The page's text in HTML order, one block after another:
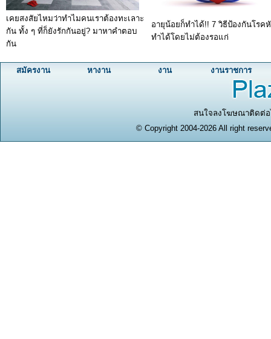
เคยสงสัยไหมว่าทำไมคนเราต้องทะเลาะ
กัน ทั้ง ๆ ที่ก็ยังรักกันอยู่? มาหาคำตอบ
กัน
อายุน้อยก็ทำได้!! 7 วิธีป้องกันโรค
ทำได้โดยไม่ต้องรอแก่
สมัครงาน หางาน งาน งานราชการ
สนใจลงโฆษณาติดต่อ
© Copyright 2004-2026 All right